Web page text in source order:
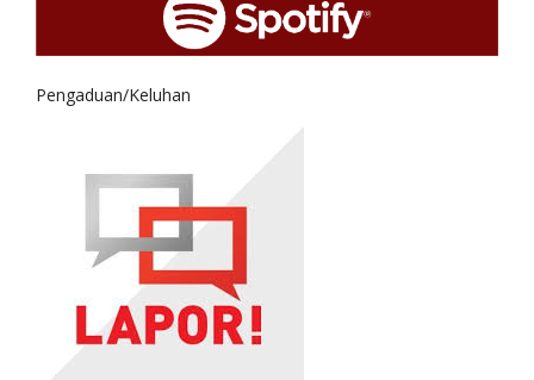
Pengaduan/Keluhan